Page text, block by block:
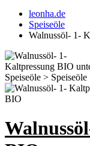
leonha.de
Speiseöle
Walnussöl- 1-